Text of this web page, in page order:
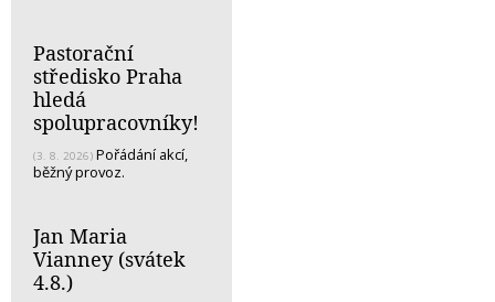
Pastorační
středisko Praha
hledá
spolupracovníky!
(3. 8. 2026) Pořádání akcí,
běžný provoz.
Jan Maria
Vianney (svátek
4.8.)